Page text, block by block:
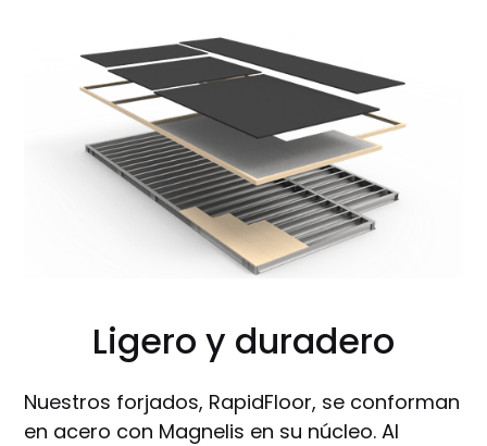
Ligero y duradero
Nuestros forjados, RapidFloor, se conforman
en acero con Magnelis en su núcleo. Al